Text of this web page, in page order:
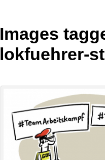
Images
lokfuehrer-